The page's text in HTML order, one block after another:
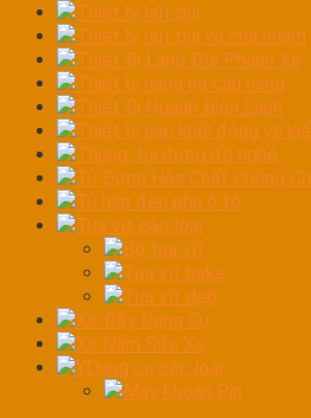
Thiết bị hút bụi
Thiết bị hút bụi và chà nhám
Thiết Bị Láng Đĩa Phanh Xe
Thiết bị nâng hạ cầu nâng
Thiết Bị Ngành Điện Lạnh
Thiết bị sạc khởi động và
Thùng, túi đựng đồ nghề
Tủ Đựng Hóa Chất Chống
Tủ hấp đèn pha ô tô
Tua vít các loại
Bộ tua vít
Tua vít bake
Tua vít dẹp
Xe Đẩy Dụng Cụ
Xe Nằm Sửa Xe
YDụng cụ các loại
Máy khoan Pin